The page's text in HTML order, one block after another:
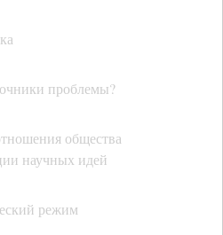
проблемы?
общества
научных идей
режим